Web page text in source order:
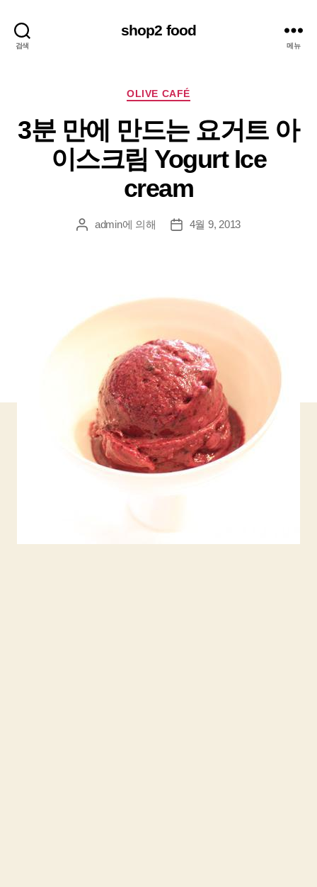
검색
shop2 food
메뉴
카
고
리
OLIVE CAFÉ
3분 만에 만드는 요거트 아
이스크림 Yogurt Ice
cream
게 admin에 의해
게 4월 9, 2013